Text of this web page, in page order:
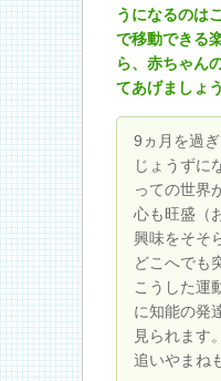
うになるのは
で移動できる
ら、赤ちゃん
てあげましょう
9ヵ月を過
じょうずに
っての世界
心も旺盛（
興味をそそ
どこへでも
こうした運
に知能の発
見られます
追いやまね